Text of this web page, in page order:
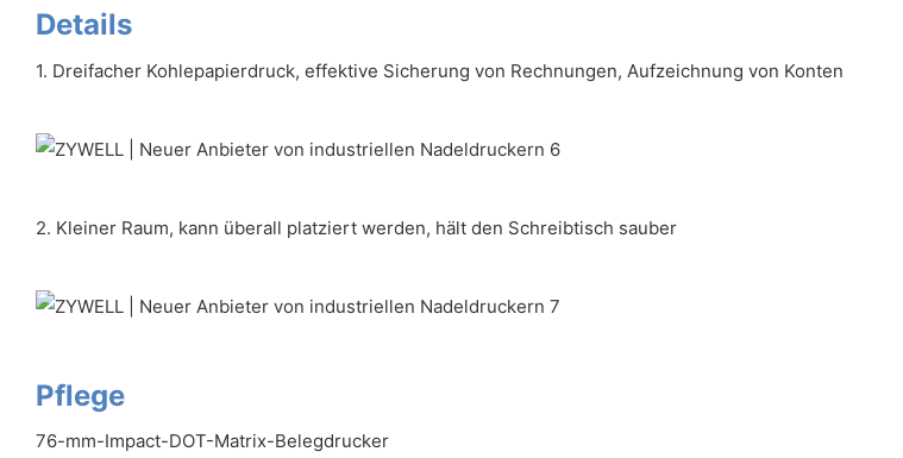
Details
1. Dreifacher Kohlepapierdruck, effektive Sicherung von Rechnungen, Aufzeichnung von Konten
2. Kleiner Raum, kann überall platziert werden, hält den Schreibtisch sauber
Pflege
76-mm-Impact-DOT-Matrix-Belegdrucker